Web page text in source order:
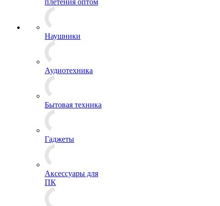
плетения оптом
Наушники
Аудиотехника
Бытовая техника
Гаджеты
Аксессуары для
ПК